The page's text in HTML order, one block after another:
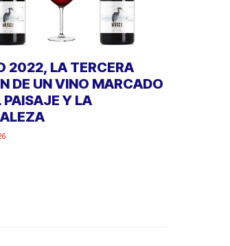
2022, LA TERCERA
DE UN VINO MARCADO
PAISAJE Y LA